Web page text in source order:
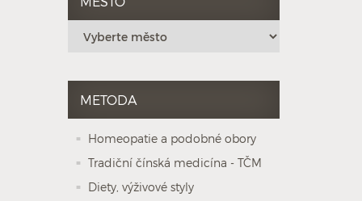
METODA
Homeopatie a podobné obory
Tradiční čínská medicína - TČM
Diety, výživové styly